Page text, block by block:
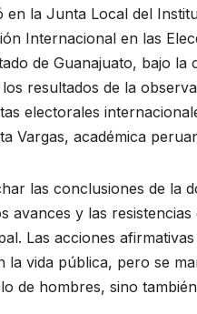
en la Junta Local del
Internacional en las
de Guanajuato, bajo
resultados de la
electorales
Vargas, académica
las conclusiones de la
avances y las
Las acciones
la vida pública, pero se
de hombres, sino